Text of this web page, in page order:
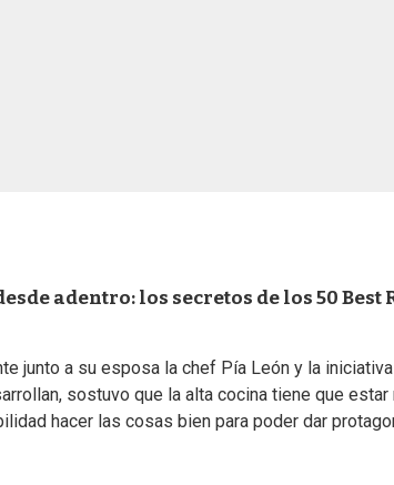
adentro: los secretos de los 50 Best
junto a su esposa la chef Pía León y la
sostuvo que la alta cocina tiene que
hacer las cosas bien para poder dar